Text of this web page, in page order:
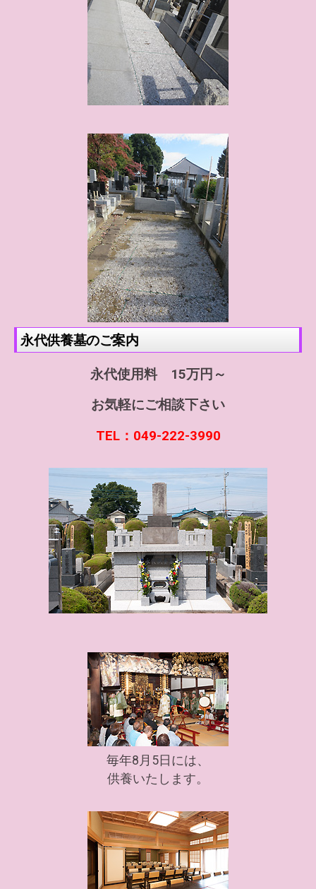
永代供養墓のご案内
永代使用料 15万円～
お気軽にご相談下さい
TEL：049-222-3990
毎年8月5日には、
供養いたします。